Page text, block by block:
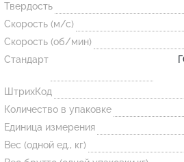
Тигель
Муфель
Трубка
Стержень
Пробка
Твердость
Скорость (м/с)
Скорость (об/мин)
Стандарт
ШтрихКод
Количество в упаковке
Единица измерения
Вес (одной ед., кг)